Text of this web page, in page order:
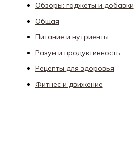
Обзоры: гаджеты и добавки
Общая
Питание и нутриенты
Разум и продуктивность
Рецепты для здоровья
Фитнес и движение